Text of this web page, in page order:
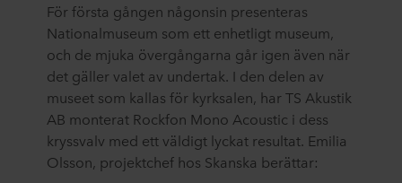
För första gången någonsin presenteras
Nationalmuseum som ett enhetligt museum,
och de mjuka övergångarna går igen även när
det gäller valet av undertak. I den delen av
museet som kallas för kyrksalen, har TS Akustik
AB monterat Rockfon Mono Acoustic i dess
kryssvalv med ett väldigt lyckat resultat. Emilia
Olsson, projektchef hos Skanska berättar: